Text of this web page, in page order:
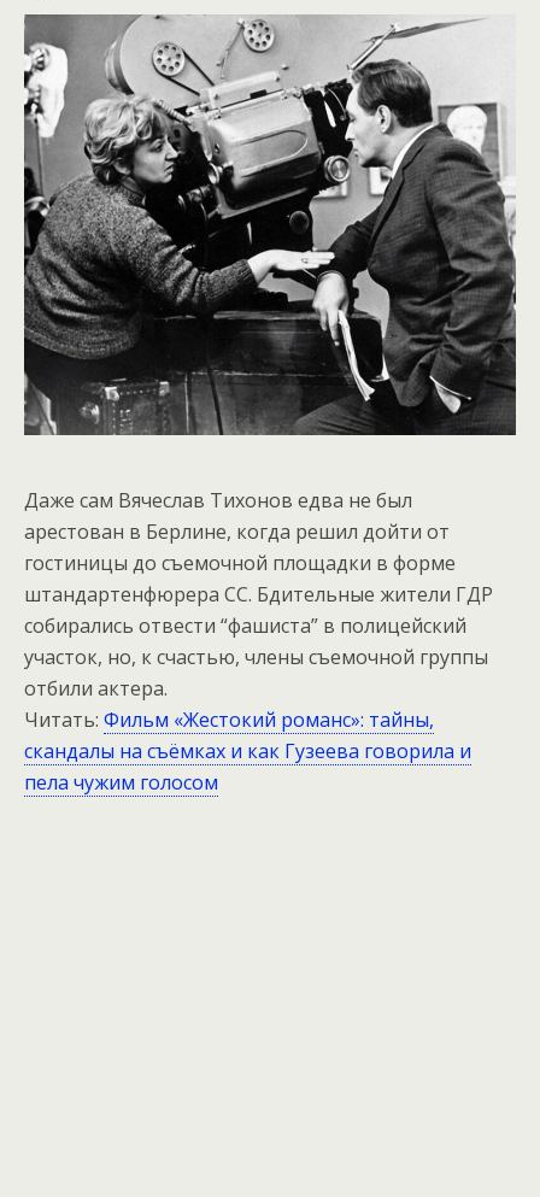
Даже сам Вячеслав Тихонов едва не был
арестован в Берлине, когда решил дойти от
гостиницы до съемочной площадки в форме
штандартенфюрера СС. Бдительные жители ГДР
собирались отвести “фашиста” в полицейский
участок, но, к счастью, члены съемочной группы
отбили актера.
Читать: Фильм «Жестокий романс»: тайны,
скандалы на съёмках и как Гузеева говорила и
пела чужим голосом